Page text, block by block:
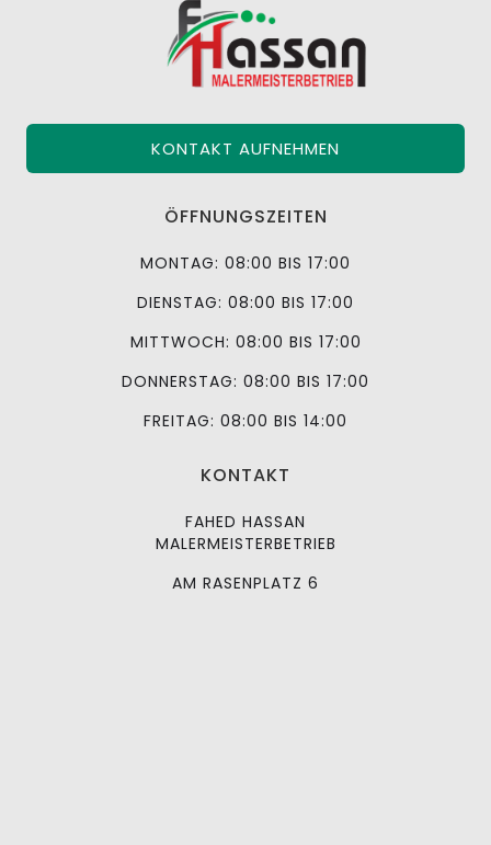
KONTAKT AUFNEHMEN
ÖFFNUNGSZEITEN
MONTAG: 08:00 BIS 17:00
DIENSTAG: 08:00 BIS 17:00
MITTWOCH: 08:00 BIS 17:00
DONNERSTAG: 08:00 BIS 17:00
FREITAG: 08:00 BIS 14:00
KONTAKT
FAHED HASSAN
MALERMEISTERBETRIEB
AM RASENPLATZ 6